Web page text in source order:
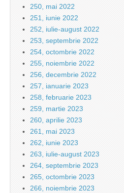
250, mai 2022
251, iunie 2022
252, iulie-august 2022
253, septembrie 2022
254, octombrie 2022
255, noiembrie 2022
256, decembrie 2022
257, ianuarie 2023
258, februarie 2023
259, martie 2023
260, aprilie 2023
261, mai 2023
262, iunie 2023
263, iulie-august 2023
264, septembrie 2023
265, octombrie 2023
266, noiembrie 2023